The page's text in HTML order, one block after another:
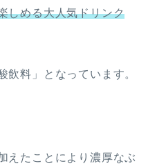
しめる大人気ドリンク
飲料」となっています。
えたことにより濃厚なぶ